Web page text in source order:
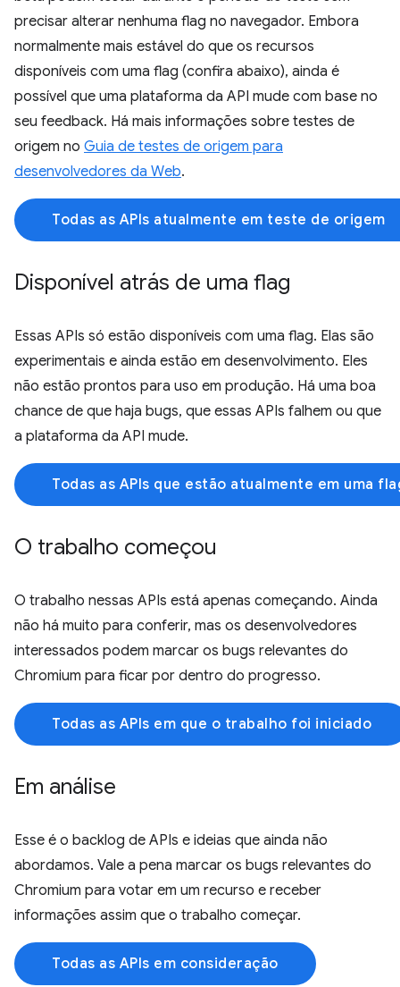
precisar alterar nenhuma flag no navegador. Embora
normalmente mais estável do que os recursos
disponíveis com uma flag (confira abaixo), ainda é
possível que uma plataforma da API mude com base no
seu feedback. Há mais informações sobre testes de
origem no Guia de testes de origem para
desenvolvedores da Web.
Todas as APIs atualmente em teste de origem
Disponível atrás de uma flag
Essas APIs só estão disponíveis com uma flag. Elas são
experimentais e ainda estão em desenvolvimento. Eles
não estão prontos para uso em produção. Há uma boa
chance de que haja bugs, que essas APIs falhem ou que
a plataforma da API mude.
Todas as APIs que estão atualmente em uma
O trabalho começou
O trabalho nessas APIs está apenas começando. Ainda
não há muito para conferir, mas os desenvolvedores
interessados podem marcar os bugs relevantes do
Chromium para ficar por dentro do progresso.
Todas as APIs em que o trabalho foi iniciado
Em análise
Esse é o backlog de APIs e ideias que ainda não
abordamos. Vale a pena marcar os bugs relevantes do
Chromium para votar em um recurso e receber
informações assim que o trabalho começar.
Todas as APIs em consideração